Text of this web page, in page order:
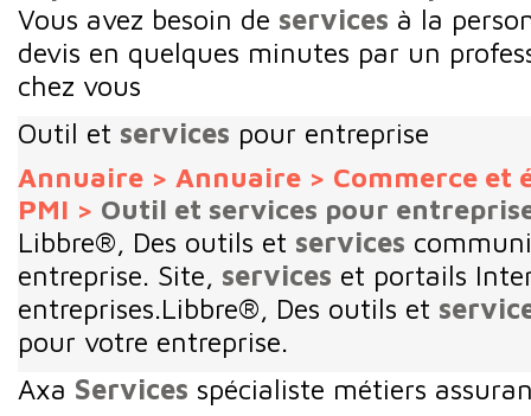
Vous avez besoin de services à la
devis en quelques minutes par un
chez vous
Outil et services pour entreprise
Annuaire > Annuaire > Commerce et
PMI > Outil et services pour
Libbre®, Des outils et services
entreprise. Site, services et portails
entreprises.Libbre®, Des outils et
pour votre entreprise.
Axa Services spécialiste métiers